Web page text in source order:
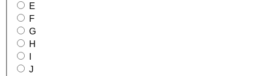
E
F
G
H
J